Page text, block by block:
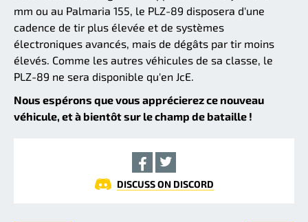
mm ou au Palmaria 155, le PLZ-89 disposera d'une
cadence de tir plus élevée et de systèmes
électroniques avancés, mais de dégâts par tir moins
élevés. Comme les autres véhicules de sa classe, le
PLZ-89 ne sera disponible qu'en JcE.
Nous espérons que vous apprécierez ce nouveau
véhicule, et à bientôt sur le champ de bataille !
DISCUSS ON DISCORD